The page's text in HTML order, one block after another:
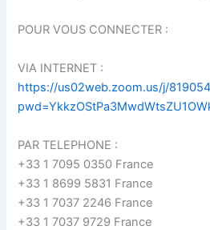
POUR VOUS CONNECTER :
VIA INTERNET :
https://us02web.zoom.us/j/
PAR TELEPHONE :
+33 1 7095 0350 France
+33 1 8699 5831 France
+33 1 7037 2246 France
+33 1 7037 9729 France